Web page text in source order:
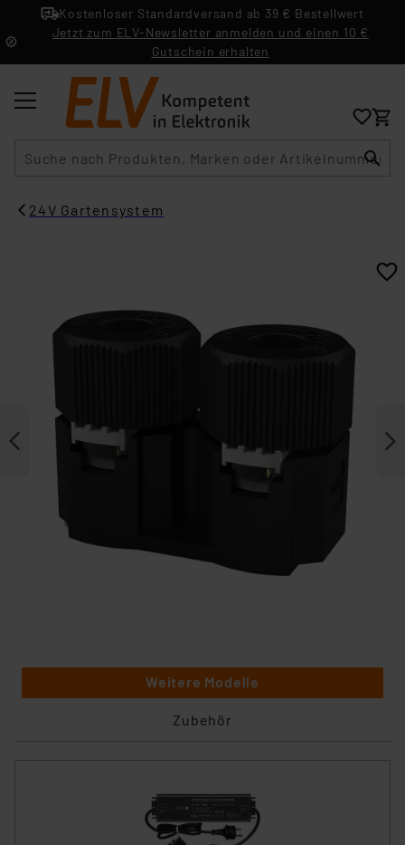
Kostenloser Standardversand ab 39 € Bestellwert
Jetzt zum ELV-Newsletter anmelden und einen 10 €
Gutschein erhalten
24V Gartensystem
Weitere Modelle
Zubehör